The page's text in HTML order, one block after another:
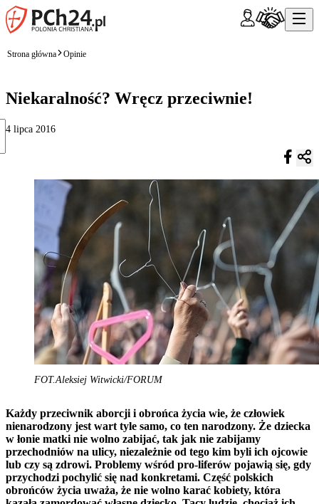
Strona główna Opinie
Niekaralność? Wręcz przeciwnie!
4 lipca 2016
FOT.Aleksiej Witwicki/FORUM
Każdy przeciwnik aborcji i obrońca życia wie, że człowiek
nienarodzony jest wart tyle samo, co ten narodzony. Że dziecka
w łonie matki nie wolno zabijać, tak jak nie zabijamy
przechodniów na ulicy, niezależnie od tego kim byli ich ojcowie
lub czy są zdrowi. Problemy wśród pro-liferów pojawią się, gdy
przychodzi pochylić się nad konkretami. Część polskich
obrońców życia uważa, że nie wolno karać kobiety, która